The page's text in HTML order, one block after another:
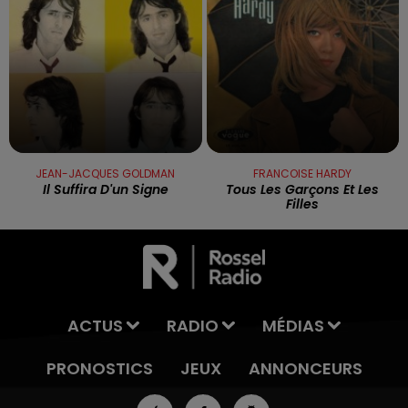
JEAN-JACQUES GOLDMAN
Il Suffira D'un Signe
FRANCOISE HARDY
Tous Les Garçons Et Les
Filles
ACTUS RADIO
MÉDIAS
PRONOSTICS
JEUX ANNONCEURS